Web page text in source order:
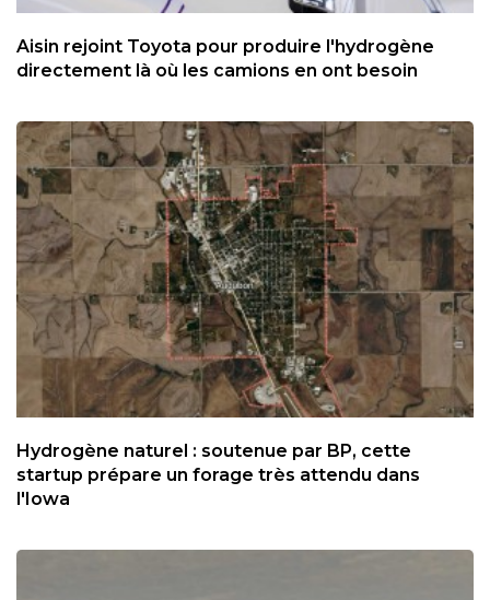
Aisin rejoint Toyota pour produire l'hydrogène
directement là où les camions en ont besoin
Hydrogène naturel : soutenue par BP, cette
startup prépare un forage très attendu dans
l'Iowa